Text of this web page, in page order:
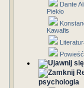
Dante
Piekło
Kawafis
psychologia